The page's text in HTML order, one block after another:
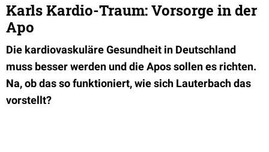
Karls Kardio-Traum: Vorsorge in der
Apo
Die kardiovaskuläre Gesundheit in Deutschland
muss besser werden und die Apos sollen es richten.
Na, ob das so funktioniert, wie sich Lauterbach das
vorstellt?